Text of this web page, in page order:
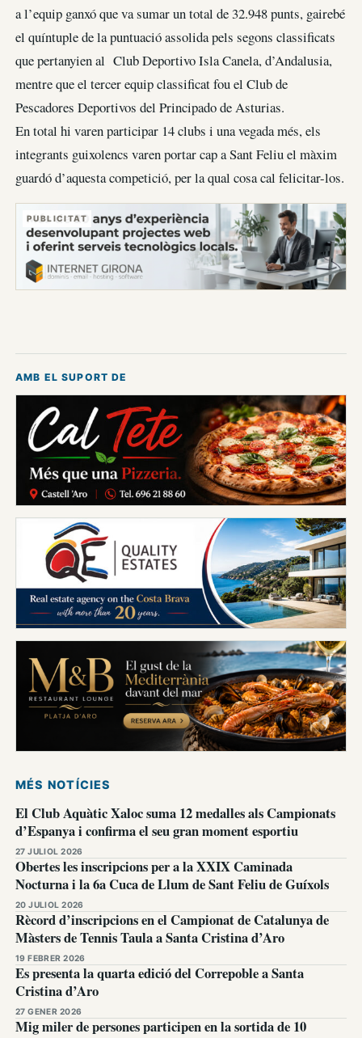
a l’equip ganxó que va sumar un total de 32.948 punts, gairebé
el quíntuple de la puntuació assolida pels segons classificats
que pertanyien al Club Deportivo Isla Canela, d’Andalusia,
mentre que el tercer equip classificat fou el Club de
Pescadores Deportivos del Principado de Asturias.
En total hi varen participar 14 clubs i una vegada més, els
integrants guixolencs varen portar cap a Sant Feliu el màxim
guardó d’aquesta competició, per la qual cosa cal felicitar-los.
PUBLICITAT
AMB EL SUPORT DE
MÉS NOTÍCIES
El Club Aquàtic Xaloc suma 12 medalles als Campionats
d’Espanya i confirma el seu gran moment esportiu
27 JULIOL 2026
Obertes les inscripcions per a la XXIX Caminada
Nocturna i la 6a Cuca de Llum de Sant Feliu de Guíxols
20 JULIOL 2026
Rècord d’inscripcions en el Campionat de Catalunya de
Màsters de Tennis Taula a Santa Cristina d’Aro
19 FEBRER 2026
Es presenta la quarta edició del Correpoble a Santa
Cristina d’Aro
27 GENER 2026
Mig miler de persones participen en la sortida de 10